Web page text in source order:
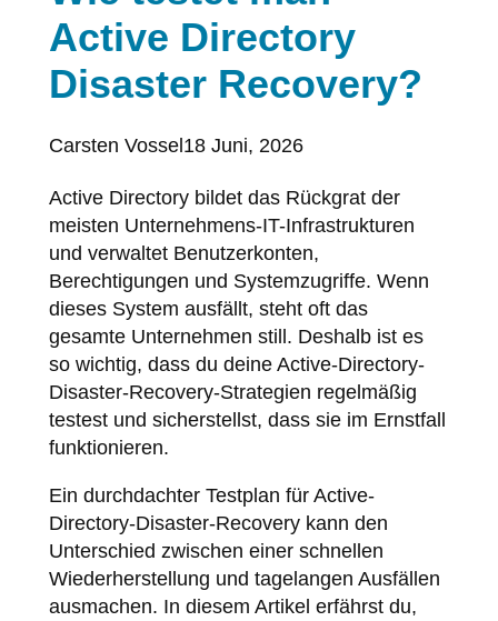
Active Directory
Disaster Recovery?
Posted
Carsten Vossel18 Juni, 2026
Active Directory bildet das Rückgrat der
meisten Unternehmens-IT-Infrastrukturen
und verwaltet Benutzerkonten,
Berechtigungen und Systemzugriffe. Wenn
dieses System ausfällt, steht oft das
gesamte Unternehmen still. Deshalb ist es
so wichtig, dass du deine Active-Directory-
Disaster-Recovery-Strategien regelmäßig
testest und sicherstellst, dass sie im Ernstfall
funktionieren.
Ein durchdachter Testplan für Active-
Directory-Disaster-Recovery kann den
Unterschied zwischen einer schnellen
Wiederherstellung und tagelangen Ausfällen
ausmachen. In diesem Artikel erfährst du,